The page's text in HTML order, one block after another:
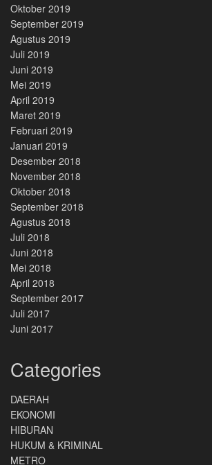
Oktober 2019
September 2019
Agustus 2019
Juli 2019
Juni 2019
Mei 2019
April 2019
Maret 2019
Februari 2019
Januari 2019
Desember 2018
November 2018
Oktober 2018
September 2018
Agustus 2018
Juli 2018
Juni 2018
Mei 2018
April 2018
September 2017
Juli 2017
Juni 2017
Categories
DAERAH
EKONOMI
HIBURAN
HUKUM & KRIMINAL
METRO